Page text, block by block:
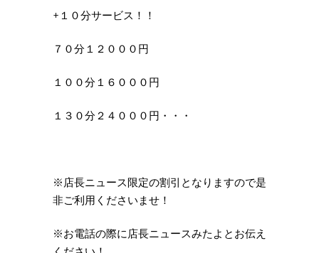
+１０分サービス！！
７０分１２０００円
１００分１６０００円
１３０分２４０００円・・・
※店長ニュース限定の割引となりますので是
非ご利用くださいませ！
※お電話の際に店長ニュースみたよとお伝え